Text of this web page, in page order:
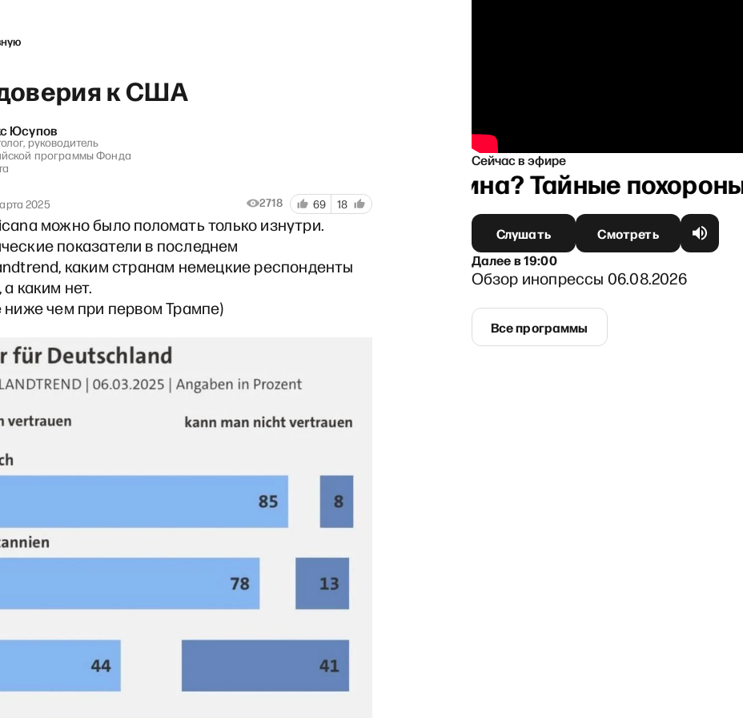
к США
Юсупов
руководитель
программы Фонда
2025 2718 69 18
можно было поломать только изнутри.
показатели в последнем
каким странам немецкие респонденты
каким нет.
чем при первом Трампе)
Сейчас в эфире
грянул Грэм»: Что подгорает у Путина? Тайные
Слушать
Смотреть
Далеев19:00
Обзор инопрессы 06.08.2026
Все программы